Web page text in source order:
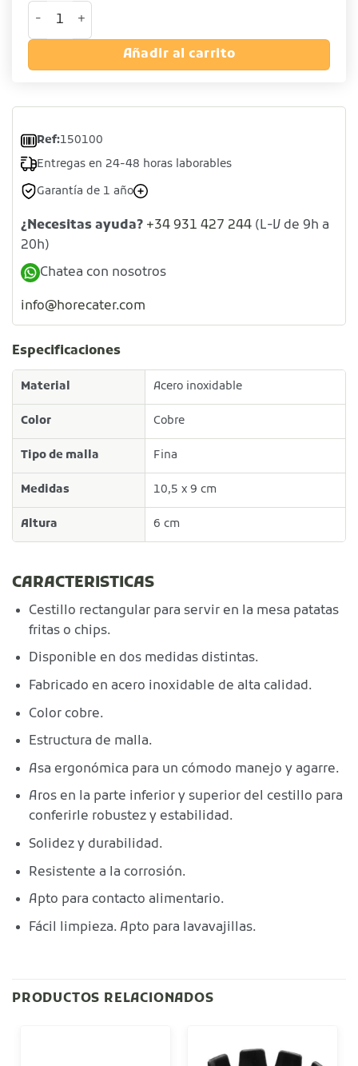
Cestillo chips de acero inoxidable color cobre cantidad
Añadir al carrito
Ref:150100
Entregas en 24-48 horas laborables
Garantía de 1 año
¿Necesitas ayuda? +34 931 427 244 (L-V de 9h a
20h)
Chatea con nosotros
info@horecater.com
Especificaciones
Material Acero inoxidable
Color Cobre
Tipo de malla Fina
Medidas 10,5 x 9 cm
Altura 6 cm
CARACTERISTICAS
Cestillo rectangular para servir en la mesa patatas
fritas o chips.
Disponible en dos medidas distintas.
Fabricado en acero inoxidable de alta calidad.
Color cobre.
Estructura de malla.
Asa ergonómica para un cómodo manejo y agarre.
Aros en la parte inferior y superior del cestillo para
conferirle robustez y estabilidad.
Solidez y durabilidad.
Resistente a la corrosión.
Apto para contacto alimentario.
Fácil limpieza. Apto para lavavajillas.
PRODUCTOS RELACIONADOS